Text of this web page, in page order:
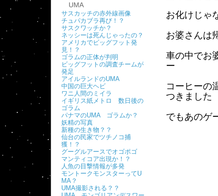
UMA
サスカッチの赤外線画像
チュパカブラ再び！？
サスクワッチか？
ネッシーは死んじゃったの？
アメリカでビッグフット発
見！？
ゴラムの正体が判明
ビッグフットの調査チームが
発足
アイルランドのUMA
中国の巨大ヘビ
ワニ人間のミイラ
イギリス紙メトロ 数日後の
ゴラム
パナマのUMA ゴラムか？
妖精の写真
新種の生き物？？
仙台の民家でツチノコ捕
獲！？
グーグルアースでオゴポゴ
マンティコア出現か！？
人魚の目撃情報が多発
モントークモンスターってU
MA？
UMA撮影される？？
お化けじゃ
お婆さんは
車の中でお
ー
コーヒーの
つきました
でもあのゲ